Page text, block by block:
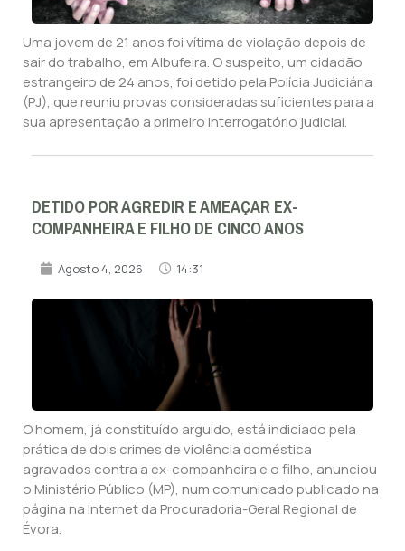
Uma jovem de 21 anos foi vítima de violação depois de
sair do trabalho, em Albufeira. O suspeito, um cidadão
estrangeiro de 24 anos, foi detido pela Polícia Judiciária
(PJ), que reuniu provas consideradas suficientes para a
sua apresentação a primeiro interrogatório judicial.
DETIDO POR AGREDIR E AMEAÇAR EX-
COMPANHEIRA E FILHO DE CINCO ANOS
Agosto 4, 2026 14:31
O homem, já constituído arguido, está indiciado pela
prática de dois crimes de violência doméstica
agravados contra a ex-companheira e o filho, anunciou
o Ministério Público (MP), num comunicado publicado na
página na Internet da Procuradoria-Geral Regional de
Évora.